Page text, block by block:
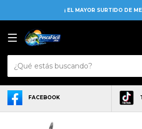
¡ EL MAYOR SURTIDO DE
FACEBOOK